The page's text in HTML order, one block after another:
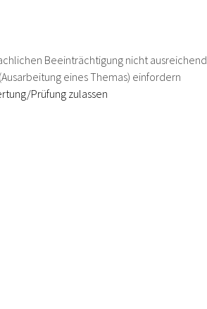
Beeinträchtigung nicht ausreichend
eines Themas) einfordern
Prüfung zulassen